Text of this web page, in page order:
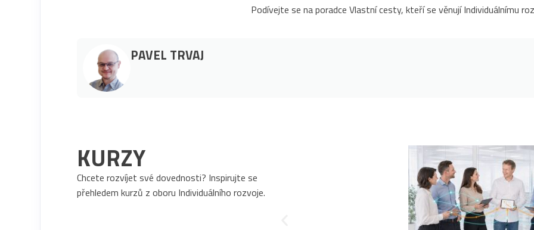
Podívejte se na poradce Vlastní cesty, kteří se věnují Individuálnímu
PAVEL TRVAJ
KURZY
Chcete rozvíjet své dovednosti? Inspirujte se
přehledem kurzů z oboru Individuálního rozvoje.